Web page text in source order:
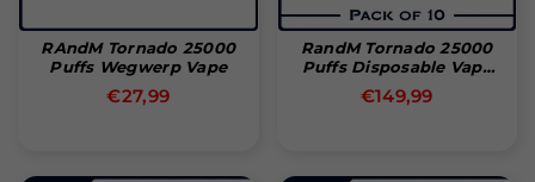
RAndM Tornado 25000
Puffs Wegwerp Vape
Normale
€27,99
RandM Tornado 25000
Puffs Disposable Vape
(Box Of 10)
Normale
€149,99